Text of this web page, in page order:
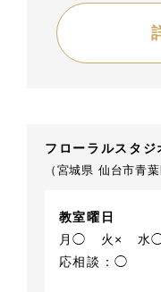
フローラルスタ
（宮城県 仙台市青葉
教室曜日
月◯
火× 水
応相談：◯